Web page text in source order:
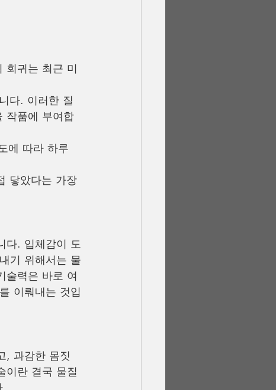
회귀는 최근 미
다. 이러한 질
작품에 부여합
에 따라 하루
닿았다는 가장
다. 입체감이 도
기 위해서는 물
술력은 바로 여
이뤄내는 것입
, 과감한 몸짓
이란 결국 물질